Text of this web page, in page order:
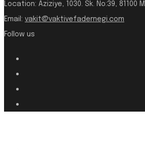
Location: Aziziye, 1030. Sk. No:39, 81100
Email: vakit@vaktivefadernegi.com
Follow us